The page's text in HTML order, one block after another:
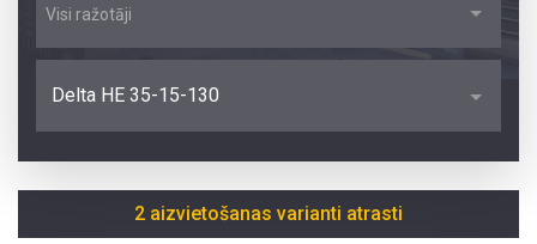
Visi ražotāji
Delta HE 35-15-130
2 aizvietošanas varianti atrasti